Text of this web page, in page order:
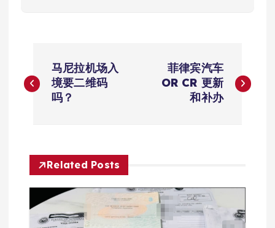
章
航
马尼拉机场入
境要二维码
吗？
菲律宾汽车
OR CR 更新
和补办
Related Posts